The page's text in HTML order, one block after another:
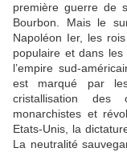
première guerre de
Bourbon. Mais le
Napoléon Ier, les
populaire et dans
l’empire sud-
est marqué par
cristallisation des
monarchistes et
Etats-Unis, la
La neutralité